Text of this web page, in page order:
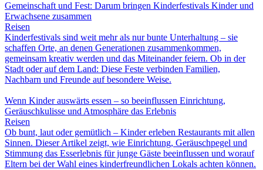
Gemeinschaft und Fest: Darum bringen Kinderfestivals Kinder und
Erwachsene zusammen
Reisen
Kinderfestivals sind weit mehr als nur bunte Unterhaltung – sie
schaffen Orte, an denen Generationen zusammenkommen,
gemeinsam kreativ werden und das Miteinander feiern. Ob in der
Stadt oder auf dem Land: Diese Feste verbinden Familien,
Nachbarn und Freunde auf besondere Weise.
Wenn Kinder auswärts essen – so beeinflussen Einrichtung,
Geräuschkulisse und Atmosphäre das Erlebnis
Reisen
Ob bunt, laut oder gemütlich – Kinder erleben Restaurants mit allen
Sinnen. Dieser Artikel zeigt, wie Einrichtung, Geräuschpegel und
Stimmung das Esserlebnis für junge Gäste beeinflussen und worauf
Eltern bei der Wahl eines kinderfreundlichen Lokals achten können.